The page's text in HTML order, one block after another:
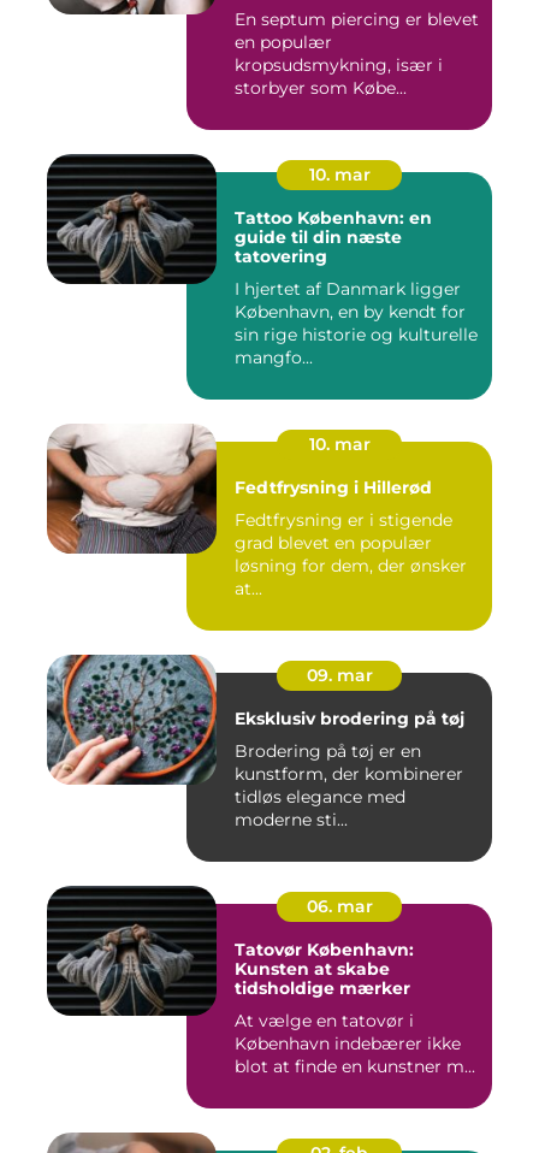
En septum piercing er blevet
en populær
kropsudsmykning, især i
storbyer som Købe...
10. mar
Tattoo København: en
guide til din næste
tatovering
I hjertet af Danmark ligger
København, en by kendt for
sin rige historie og kulturelle
mangfo...
10. mar
Fedtfrysning i Hillerød
Fedtfrysning er i stigende
grad blevet en populær
løsning for dem, der ønsker
at...
09. mar
Eksklusiv brodering på tøj
Brodering på tøj er en
kunstform, der kombinerer
tidløs elegance med
moderne sti...
06. mar
Tatovør København:
Kunsten at skabe
tidsholdige mærker
At vælge en tatovør i
København indebærer ikke
blot at finde en kunstner m...